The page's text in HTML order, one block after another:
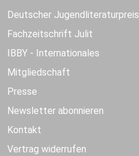
Deutscher Jugendliteraturpreis
Fachzeitschrift Julit
IBBY - Internationales
Mitgliedschaft
Presse
Newsletter abonnieren
Kontakt
Vertrag widerrufen